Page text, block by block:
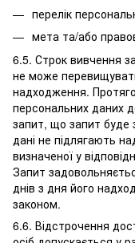
перелік
мета та/або
6.5. Строк вивчення
не може
надходження.
персональних даних
запит, що запит буде
дані не підлягають
визначеної у
Запит
днів з дня його
законом.
6.6. Відстрочення